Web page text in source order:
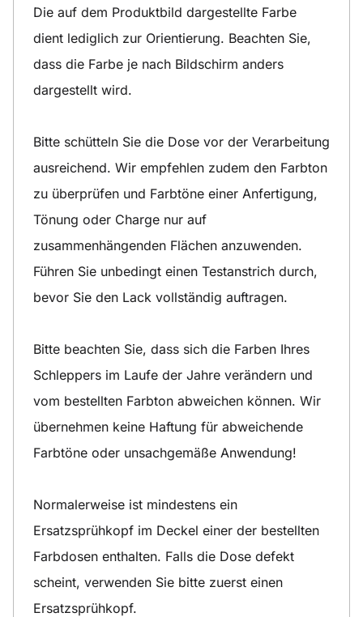
Die auf dem Produktbild dargestellte Farbe
dient lediglich zur Orientierung. Beachten Sie,
dass die Farbe je nach Bildschirm anders
dargestellt wird.
Bitte schütteln Sie die Dose vor der Verarbeitung
ausreichend. Wir empfehlen zudem den Farbton
zu überprüfen und Farbtöne einer Anfertigung,
Tönung oder Charge nur auf
zusammenhängenden Flächen anzuwenden.
Führen Sie unbedingt einen Testanstrich durch,
bevor Sie den Lack vollständig auftragen.
Bitte beachten Sie, dass sich die Farben Ihres
Schleppers im Laufe der Jahre verändern und
vom bestellten Farbton abweichen können. Wir
übernehmen keine Haftung für abweichende
Farbtöne oder unsachgemäße Anwendung!
Normalerweise ist mindestens ein
Ersatzsprühkopf im Deckel einer der bestellten
Farbdosen enthalten. Falls die Dose defekt
scheint, verwenden Sie bitte zuerst einen
Ersatzsprühkopf.